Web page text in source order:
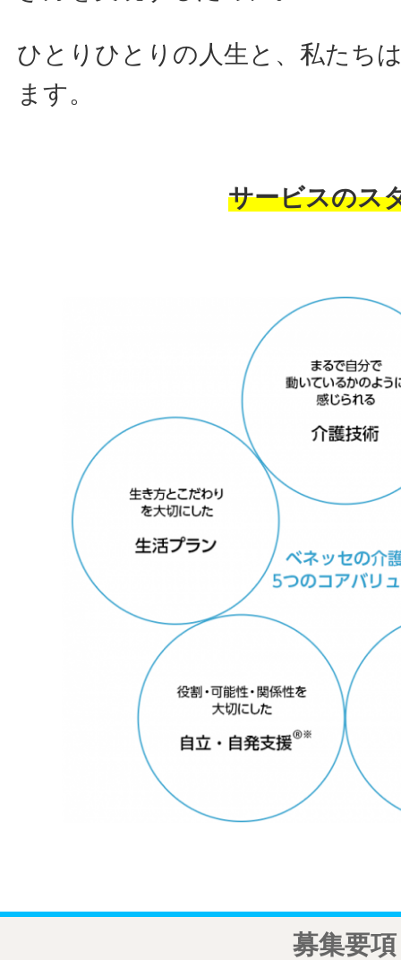
ひとりひとりの人生と、私たち
ます。
サービスのス
募集要項